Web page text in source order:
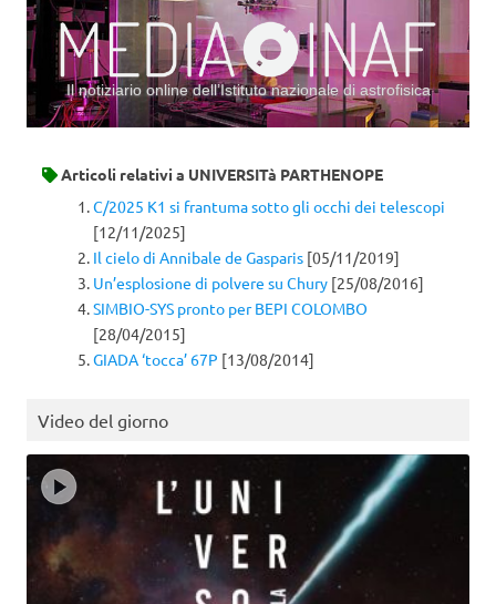
Il notiziario online dell’Istituto nazionale di astrofisica
Articoli relativi a UNIVERSITà PARTHENOPE
C/2025 K1 si frantuma sotto gli occhi dei telescopi
[12/11/2025]
Il cielo di Annibale de Gasparis [05/11/2019]
Un’esplosione di polvere su Chury [25/08/2016]
SIMBIO-SYS pronto per BEPI COLOMBO
[28/04/2015]
GIADA ‘tocca’ 67P [13/08/2014]
Video del giorno